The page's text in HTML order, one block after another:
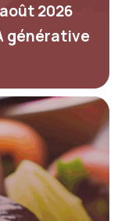
2026
générative